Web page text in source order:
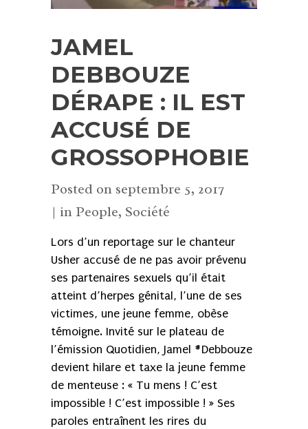
JAMEL
DEBBOUZE
DÉRAPE : IL EST
ACCUSÉ DE
GROSSOPHOBIE
Posted on septembre 5, 2017
in People, Société
Lors d’un reportage sur le chanteur
Usher accusé de ne pas avoir prévenu
ses partenaires sexuels qu’il était
atteint d’herpes génital, l’une de ses
victimes, une jeune femme, obèse
témoigne. Invité sur le plateau de
l’émission Quotidien, Jamel #Debbouze
devient hilare et taxe la jeune femme
de menteuse : « Tu mens ! C’est
impossible ! C’est impossible ! » Ses
paroles entraînent les rires du